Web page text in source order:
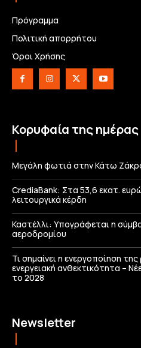
Πρόγραμμα
Πολιτική απορρήτου
Όροι Χρήσης
Κορυφαία της ημέρας
Μεγάλη φωτιά στην Κάτω
CrediaBank: Στα 53,6 εκατ.
λειτουργικά κέρδη
Καστέλλι: Υπογράφεται η
αεροδρομίου
Τι σημαίνει η ενεργοποίηση
ενεργειακή ανθεκτικότητα –
το 2028
Newsletter